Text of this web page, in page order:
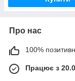
Про нас
100%
Працює з